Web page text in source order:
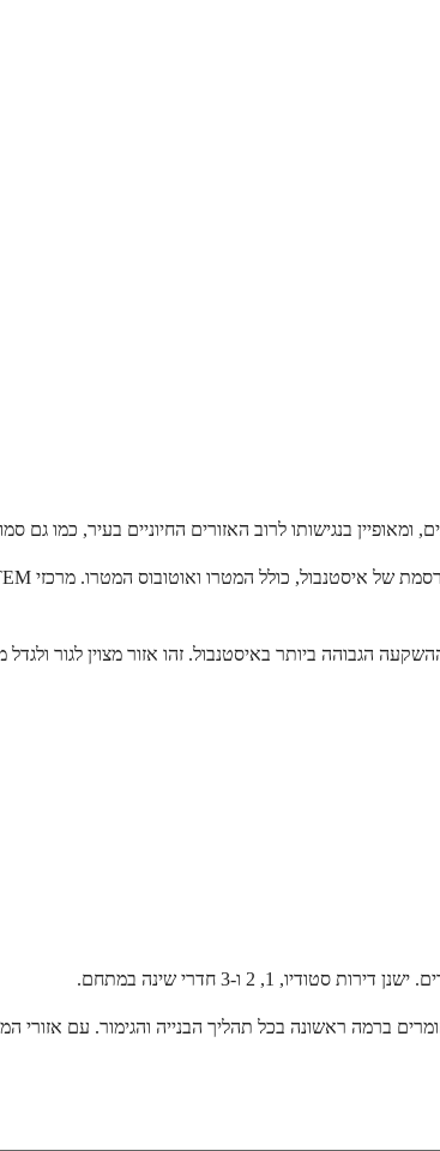
בנגישותו לרוב האזורים החיוניים בעיר, כמו גם
הגבוהה ביותר באיסטנבול. זהו אזור מצוין לגור
ברמה ראשונה בכל תהליך הבנייה והגימור. עם אזורי